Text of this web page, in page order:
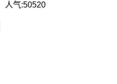
人气:50520